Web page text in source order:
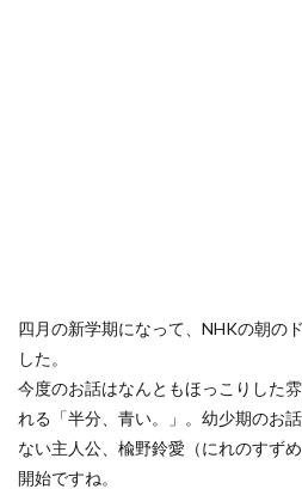
四月の新学期になって、NHKの朝の
した。
今度のお話はなんともほっこりした
れる「半分、青い。」。幼少期のお
ない主人公、楡野鈴愛（にれのすず
開始ですね。